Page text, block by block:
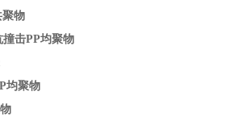
聚物
撞击PP均聚物
均聚物